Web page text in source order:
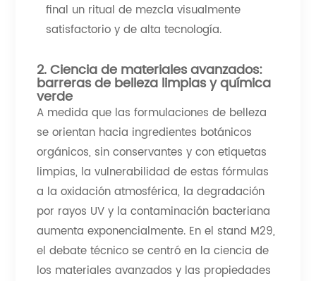
final un ritual de mezcla visualmente
satisfactorio y de alta tecnología.
2. Ciencia de materiales avanzados:
barreras de belleza limpias y química
verde
A medida que las formulaciones de belleza
se orientan hacia ingredientes botánicos
orgánicos, sin conservantes y con etiquetas
limpias, la vulnerabilidad de estas fórmulas
a la oxidación atmosférica, la degradación
por rayos UV y la contaminación bacteriana
aumenta exponencialmente. En el stand M29,
el debate técnico se centró en la ciencia de
los materiales avanzados y las propiedades